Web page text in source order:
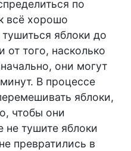
по
всё хорошо
яблоки до
от того, насколько
они могут
В процессе
яблоки,
чтобы они
тушите яблоки
превратились в